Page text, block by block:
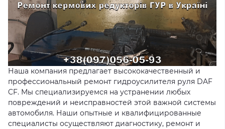
Наша компания предлагает высококачественный и
профессиональный ремонт гидроусилителя руля DAF
CF. Мы специализируемся на устранении любых
повреждений и неисправностей этой важной системы
автомобиля. Наши опытные и квалифицированные
специалисты осуществляют диагностику, ремонт и